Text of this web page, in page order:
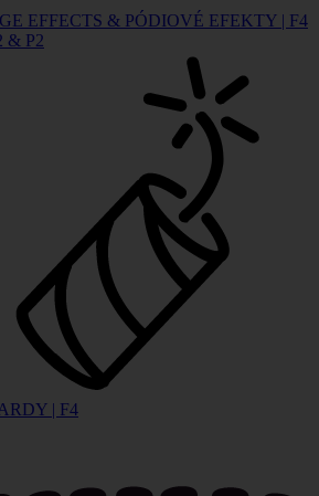
EFFECTS & PÓDIOVÉ EFEKTY | F4
& P2
| F4